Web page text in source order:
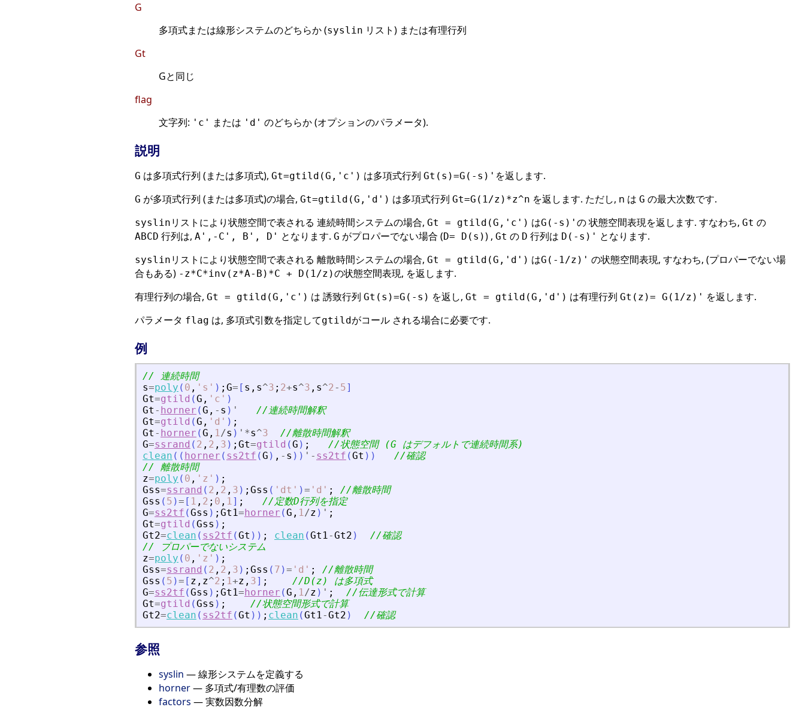
G
多項式または線形システムのどちらか (syslin リスト) または有理行列
Gt
Gと同じ
flag
文字列: 'c' または 'd' のどちらか (オプションのパラメータ).
説明
G は多項式行列 (または多項式), Gt=gtild(G,'c') は多項式行列 Gt(s)=G(-s)' を返します.
G が多項式行列 (または多項式)の場合, Gt=gtild(G,'d') は多項式行列 Gt=G(1/z)*z^n を返します. ただし, n は G の最大次数です.
syslin リストにより状態空間で表される 連続時間システムの場合, Gt = gtild(G,'c') はG(-s)' の 状態空間表現を返します. すなわち, Gt の
ABCD 行列は, A',-C', B', D' となります. G がプロパーでない場合 (D= D(s)) , Gt の D 行列は D(-s)' となります.
syslin リストにより状態空間で表される 離散時間システムの場合, Gt = gtild(G,'d') はG(-1/z)' の状態空間表現, すなわち, (プロパーでない場
合もある) -z*C*inv(z*A-B)*C + D(1/z)の状態空間表現, を返します.
有理行列の場合, Gt = gtild(G,'c') は 誘致行列 Gt(s)=G(-s) を返し, Gt = gtild(G,'d') は有理行列 Gt(z)= G(1/z)' を返します.
パラメータ flag は, 多項式引数を指定してgtild がコール される場合に必要です.
例
// 連続時間
s=poly ( 0 , ' s ' ) ; G= [ s , s^3 ; 2+s^3 , s^2- 5]
Gt=gtild (G , ' c ' )
Gt - horner (G , - s ) '
//連続時間解釈
Gt=gtild (G , ' d ' ) ;
Gt - horner (G , 1/s ) ' *s^3
//離散時間解釈
G=ssrand ( 2 , 2 , 3 ) ; Gt=gtild (G ) ;
//状態空間 (G はデフォルトで連続時間系)
clean ( ( horner ( ss2tf (G ) , - s ) ) ' - ss2tf (Gt ) )
//確認
// 離散時間
z=poly ( 0 , ' z ' ) ;
Gss=ssrand ( 2 , 2 , 3 ) ; Gss ( ' dt ' )= ' d ' ;
//離散時間
Gss ( 5 )= [ 1 , 2 ; 0 , 1] ;
//定数D行列を指定
G=ss2tf (Gss ) ; Gt1=horner (G , 1/z ) ' ;
Gt=gtild (Gss ) ;
Gt2=clean ( ss2tf (Gt ) ) ; clean (Gt1-Gt2 )
//確認
// プロパーでないシステム
z=poly ( 0 , ' z ' ) ;
Gss=ssrand ( 2 , 2 , 3 ) ; Gss ( 7 )= ' d ' ;
//離散時間
Gss ( 5 )= [ z , z^2 ; 1+z , 3] ;
//D(z) は多項式
G=ss2tf (Gss ) ; Gt1=horner (G , 1/z ) ' ;
//伝達形式で計算
Gt=gtild (Gss ) ;
//状態空間形式で計算
Gt2=clean ( ss2tf (Gt ) ) ; clean (Gt1-Gt2 ) //確認
参照
syslin — 線形システムを定義する
horner— 多項式/有理数の評価
factors — 実数因数分解